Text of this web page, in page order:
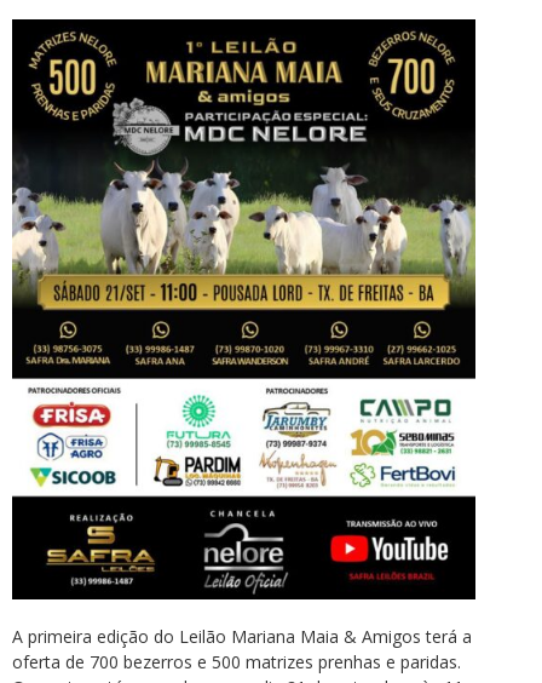
A primeira edição do Leilão Mariana Maia & Amigos terá a
oferta de 700 bezerros e 500 matrizes prenhas e paridas.